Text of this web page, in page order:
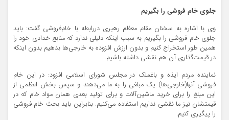
جلوی خام فروشی را بگیریم
وی با اشاره به سخنان مقام معظم رهبری دررابطه با خام‌فروشی گفت: باید
جلوی خام فروشی را بگیریم به سبب اینکه دلیلی ندارد که منابع خدادی خود را
همین طور استخراج کنیم و بدون ارزش افزوده به خارجی‌ها بدهیم بدون اینکه
در قیمت‌گذاری آن هم نقشی داشته باشیم.
نماینده مردم ایذه و باغملک در مجلس شورای اسلامی افزود: در این خام
فروشی آنها(خارجی‌ها) یک مبلغی را به ما می‌دهند و سپس بخش اعظمی از
این مبلغ را برای خرید ماشین‌آلات و برای تولید بعدی همان مواد خام که در
قیمتشان نیز ما نقشی نداریم استفاده می‌کنیم. بنابراین باید بحث خام فروشی
را پیگیری کنیم.